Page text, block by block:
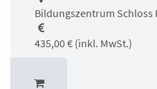
Bildungszentrum Schloss
435,00 € (inkl. MwSt.)